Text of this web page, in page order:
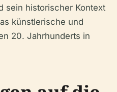
sein historischer Kontext
künstlerische und
20. Jahrhunderts in